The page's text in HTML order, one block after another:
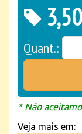
Quant.:
* Não
Veja mais em: